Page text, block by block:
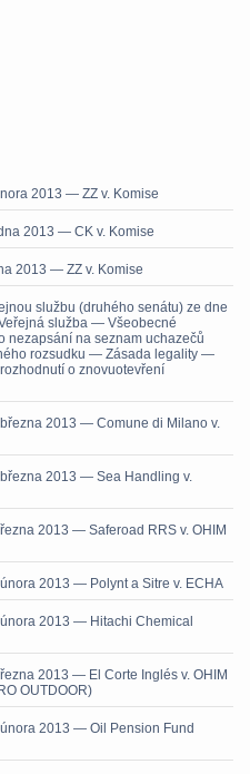
2013 — ZZ v. Komise
2013 — CK v. Komise
2013 — ZZ v. Komise
službu (druhého senátu) ze dne
služba — Všeobecné
na seznam uchazečů
rozsudku — Zásada legality —
o znovuotevření
2013 — Comune di Milano v.
2013 — Sea Handling v.
2013 — Saferoad RRS v. OHIM
2013 — Polynt a Sitre v. ECHA
2013 — Hitachi Chemical
2013 — El Corte Inglés v. OHIM
OUTDOOR)
2013 — Oil Pension Fund